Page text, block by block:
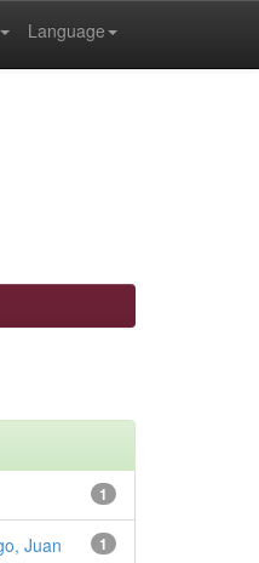
Language
1
1
Juan